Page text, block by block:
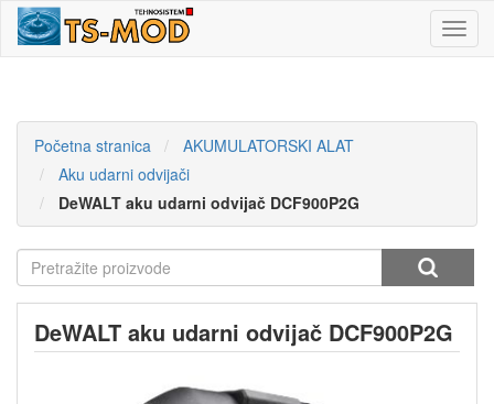
Početna stranica
AKUMULATORSKI ALAT
Aku udarni odvijači
DeWALT aku udarni odvijač DCF900P2G
DeWALT aku udarni odvijač DCF900P2G